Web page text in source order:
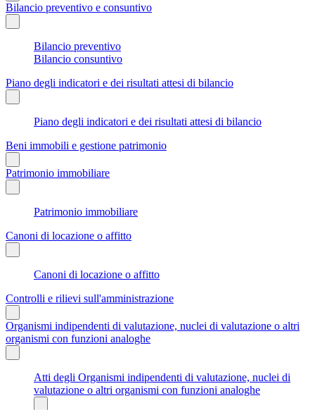
Bilancio preventivo e consuntivo
Bilancio preventivo
Bilancio consuntivo
Piano degli indicatori e dei risultati attesi di bilancio
Piano degli indicatori e dei risultati attesi di bilancio
Beni immobili e gestione patrimonio
Patrimonio immobiliare
Patrimonio immobiliare
Canoni di locazione o affitto
Canoni di locazione o affitto
Controlli e rilievi sull'amministrazione
Organismi indipendenti di valutazione, nuclei di valutazione o altri
organismi con funzioni analoghe
Atti degli Organismi indipendenti di valutazione, nuclei di
valutazione o altri organismi con funzioni analoghe